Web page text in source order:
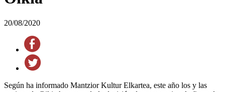
20/08/2020
Según ha informado Mantzior Kultur Elkartea, este año los y las